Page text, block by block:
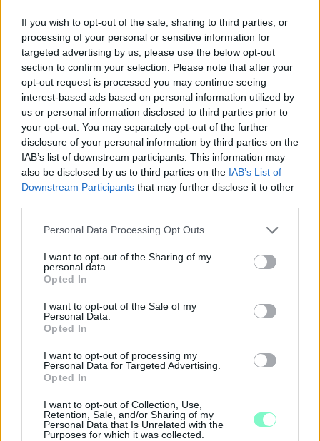
If you wish to opt-out of the sale, sharing to third parties, or
processing of your personal or sensitive information for
targeted advertising by us, please use the below opt-out
section to confirm your selection. Please note that after your
opt-out request is processed you may continue seeing
interest-based ads based on personal information utilized by
us or personal information disclosed to third parties prior to
your opt-out. You may separately opt-out of the further
disclosure of your personal information by third parties on the
IAB’s list of downstream participants. This information may
also be disclosed by us to third parties on the IAB’s List of
Downstream Participants that may further disclose it to other
Please note that this website/app uses one or more Google
not limited to your visit or usage behaviour. You may click to
grant or deny consent to Google and its third-party tags to
use your data for below specified purposes in below Google
consent section.
Personal Data Processing Opt Outs
I want to opt-out of the Sharing of my
personal data.
Opted In
I want to opt-out of the Sale of my
Personal Data.
Opted In
I want to opt-out of processing my
Personal Data for Targeted Advertising.
Opted In
I want to opt-out of Collection, Use,
Retention, Sale, and/or Sharing of my
Personal Data that Is Unrelated with the
Purposes for which it was collected.
Szólj hozzá!
ÖRÖMHÍR: TÍZ ÉVE NEM VOLT ILYEN ALACSONY AZ
INFLÁCIÓ MAGYARORSZÁGON
Júliusban mindössze 1,2 százalékkal emelkedtek éves
összevetésben a fogyasztói árak, miközben az élelmiszerek ára
Szólj hozzá!